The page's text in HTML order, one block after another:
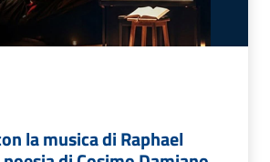
la musica di Raphael